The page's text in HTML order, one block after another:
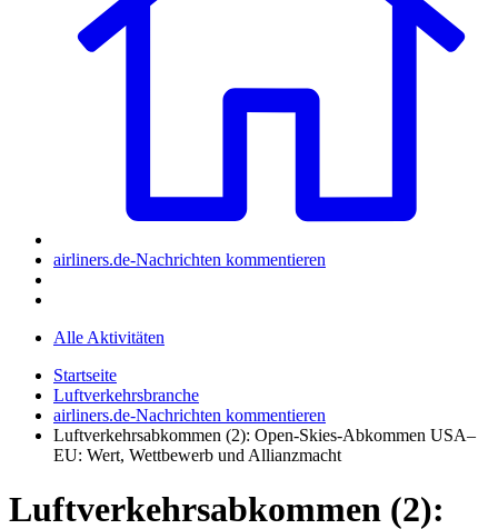
airliners.de-Nachrichten kommentieren
Alle Aktivitäten
Startseite
Luftverkehrsbranche
airliners.de-Nachrichten kommentieren
Luftverkehrsabkommen (2): Open-Skies-Abkommen USA–
EU: Wert, Wettbewerb und Allianzmacht
Luftverkehrsabkommen (2):